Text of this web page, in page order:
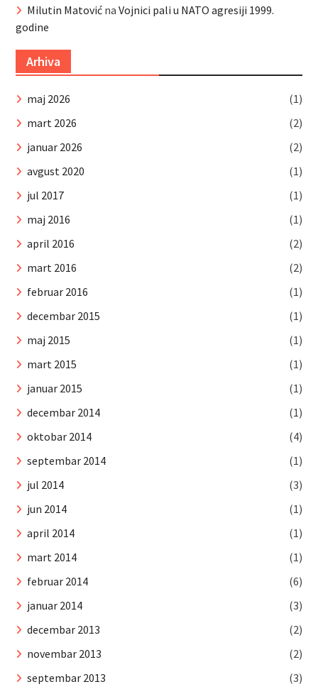
Milutin Matovićna Vojnici pali u NATO agresiji 1999.
godine
Arhiva
maj 2026
(1)
mart 2026
(2)
januar 2026
(2)
avgust 2020
(1)
jul 2017
(1)
maj 2016
(1)
april 2016
(2)
mart 2016
(2)
februar 2016
(1)
decembar 2015
(1)
maj 2015
(1)
mart 2015
(1)
januar 2015
(1)
decembar 2014
(1)
oktobar 2014
(4)
septembar 2014
(1)
jul 2014
(3)
jun 2014
(1)
april 2014
(1)
mart 2014
(1)
februar 2014
(6)
januar 2014
(3)
decembar 2013
(2)
novembar 2013
(2)
septembar 2013
(3)